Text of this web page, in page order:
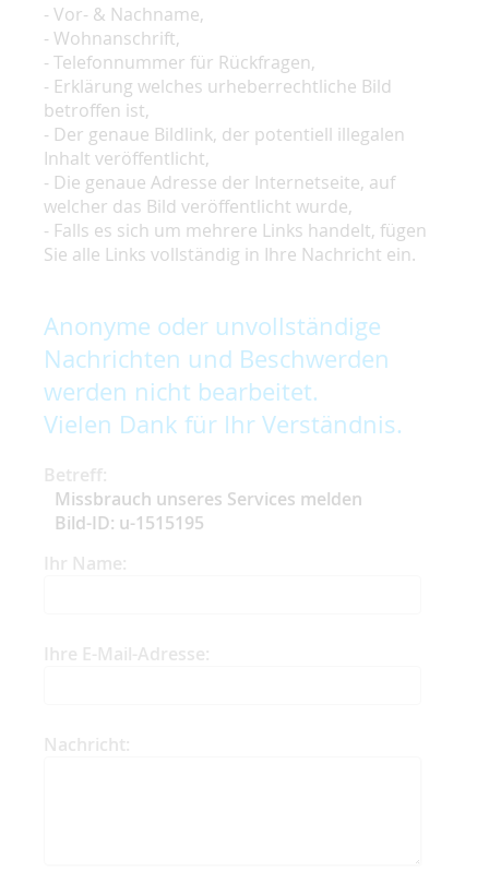
- Vor- & Nachname,
- Wohnanschrift,
- Telefonnummer für Rückfragen,
- Erklärung welches urheberrechtliche Bild
betroffen ist,
- Der genaue Bildlink, der potentiell illegalen
Inhalt veröffentlicht,
- Die genaue Adresse der Internetseite, auf
welcher das Bild veröffentlicht wurde,
- Falls es sich um mehrere Links handelt, fügen
Sie alle Links vollständig in Ihre Nachricht ein.
Anonyme oder unvollständige
Nachrichten und Beschwerden
werden nicht bearbeitet.
Vielen Dank für Ihr Verständnis.
Betreff:
Missbrauch unseres Services melden
Bild-ID: u-1515195
Ihr Name:
Ihre E-Mail-Adresse:
Nachricht: